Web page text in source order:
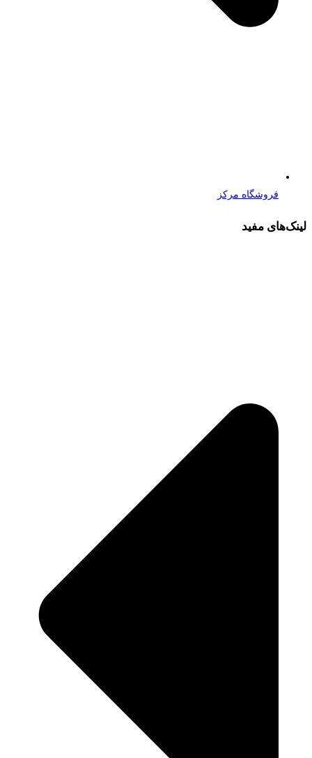
فروشگاه مرکز
لینک‌های مفید